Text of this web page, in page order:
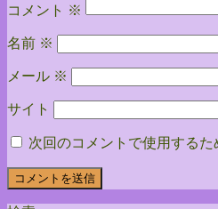
ョ
ン
コメント ※
名前 ※
メール ※
サイト
次回のコメントで使用する